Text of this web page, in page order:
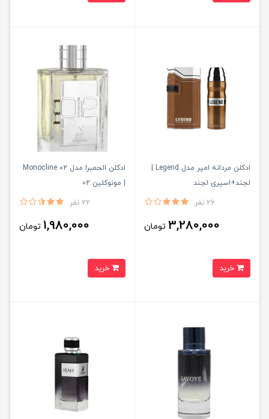
ادکلن مردانه امپر مدل Legend |
لجند+اسپری لجند
26 نفر
3,280,000 تومان
ادکلن الحمبرا مدل Monocline 02
| مونوکلین 02
22 نفر
1,980,000 تومان